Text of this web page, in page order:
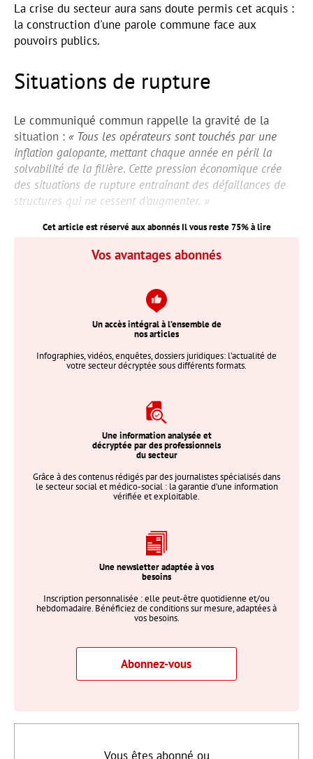
La crise du secteur aura sans doute permis cet acquis :
la construction d'une parole commune face aux
pouvoirs publics.
Situations de rupture
Le communiqué commun rappelle la gravité de la
situation : « Tous les opérateurs sont touchés par une
inflation galopante, mettant chaque année en péril la
solvabilité de la filière. Cette pression économique crée
des situations de rupture entraînant des défaillances de
structures qui ne cessent d’augmenter. »
Cet article est réservé aux abonnés Il vous reste75% à lire
Vos avantages abonnés
Un accès intégral à l’ensemble de
nos articles
Infographies, vidéos, enquêtes, dossiers juridiques: l’actualité de
votre secteur décryptée sous différents formats.
Une information analysée et
décryptée par des professionnels
du secteur
Grâce à des contenus rédigés par des journalistes spécialisés dans
le secteur social et médico-social : la garantie d’une information
vérifiée et exploitable.
Une newsletter adaptée à vos
besoins
Inscription personnalisée : elle peut-être quotidienne et/ou
hebdomadaire. Bénéficiez de conditions sur mesure, adaptées à
vos besoins.
Abonnez-vous
Vous êtes abonné ou